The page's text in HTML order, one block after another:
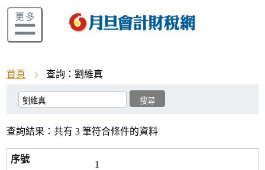
首頁 查詢：劉維真
查詢結果：共有 3 筆符合條件的資料
1